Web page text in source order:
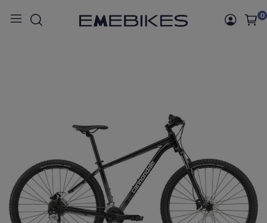
0
Inicio BICICLETAS BICICLETAS MONTAÑA